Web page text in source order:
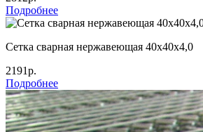
Подробнее
Сетка сварная нержавеющая 40х40х4,0
2191р.
Подробнее